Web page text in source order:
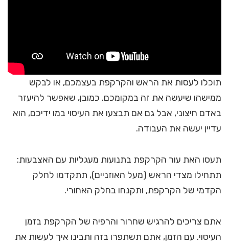
תוכלו לעסות את הראש והקרקפת בעצמכם, או לבקש
ממישהו שיעשה את זה במקומכם. כמובן, שאפשר להיעזר
באדם חיצוני, אבל גם אם תבצעו את העיסוי במו ידיכם, הוא
עדיין יעשה את העבודה.
תעסו האת עור הקרקפת בתנועות מעגליות עם האצבעות:
תתחילו מצדי הראש (מעל האוזניים), תתקדמו לחלק
הקדמי של הקרקפת, ותקנחו בחלק האחורי.
אתם צריכים להרגיש שחרור והרפיה של הקרקפת בזמן
העיסוי. עם הזמן, אתם תשתפרו בזה ותבינו איך לעשות את